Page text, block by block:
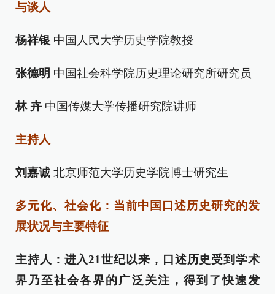
与谈人
杨祥银 中国人民大学历史学院教授
张德明 中国社会科学院历史理论研究所研究员
林 卉 中国传媒大学传播研究院讲师
主持人
刘嘉诚 北京师范大学历史学院博士研究生
多元化、社会化：当前中国口述历史研究的发
展状况与主要特征
主持人：进入21世纪以来，口述历史受到学术
界乃至社会各界的广泛关注，得到了快速发